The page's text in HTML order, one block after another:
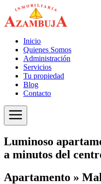
Inicio
Quienes Somos
Administración
Servicios
Tu propiedad
Blog
Contacto
Luminoso
a minutos del
Apartamento »